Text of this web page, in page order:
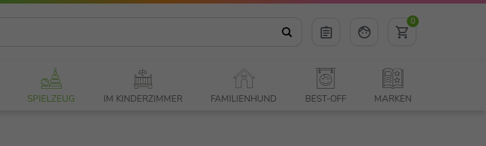
0
SPIELZEUG IM KINDERZIMMER FAMILIENHUND BEST-OFF MARKEN